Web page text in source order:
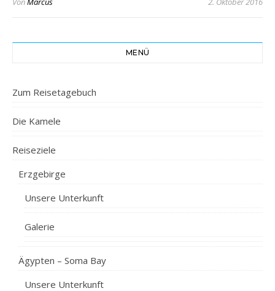
MENÜ
Zum Reisetagebuch
Die Kamele
Reiseziele
Erzgebirge
Unsere Unterkunft
Galerie
Ägypten – Soma Bay
Unsere Unterkunft